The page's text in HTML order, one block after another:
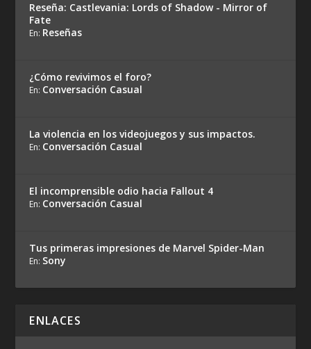
Reseña: Castlevania: Lords of Shadow - Mirror of
Fate
En: Reseñas
¿Cómo revivimos el foro?
En: Conversación Casual
La violencia en los videojuegos y sus impactos.
En: Conversación Casual
El incomprensible odio hacia Fallout 4
En: Conversación Casual
Tus primeras impresiones de Marvel Spider-Man
En: Sony
ENLACES